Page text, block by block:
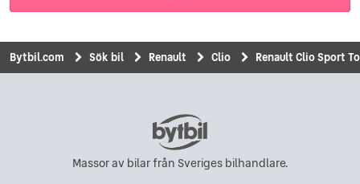
Bytbil.com Sök bil Renault Clio Renault Clio Sport
Massor av bilar från Sveriges bilhandlare.